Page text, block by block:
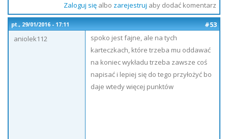
Zaloguj sięalbo zarejestruj aby dodać komentarz
pt., 29/01/2016 - 17:11
#53
aniolek112
spoko jest fajne, ale na tych
karteczkach, które trzeba mu oddawać
na koniec wykładu trzeba zawsze coś
napisać i lepiej się do tego przyłożyć bo
daje wtedy więcej punktów